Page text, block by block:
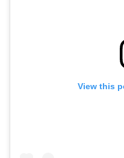
View this